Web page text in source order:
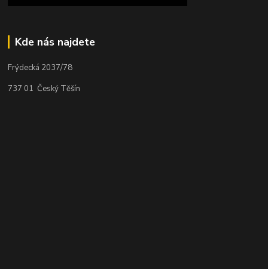
Kde nás najdete
Frýdecká 2037/78
737 01 Český Těšín